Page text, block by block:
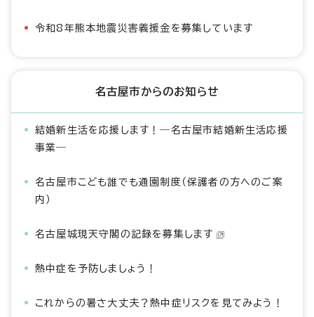
令和8年熊本地震災害義援金を募集しています
名古屋市からのお知らせ
結婚新生活を応援します！―名古屋市結婚新生活応援
事業―
名古屋市こども誰でも通園制度（保護者の方へのご案
内）
名古屋城現天守閣の記録を募集します
熱中症を予防しましょう！
これからの暑さ大丈夫？熱中症リスクを見てみよう！